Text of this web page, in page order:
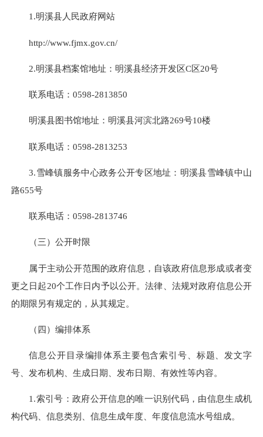
1.明溪县人民政府网站
http://www.fjmx.gov.cn/
2.明溪县档案馆地址：明溪县经济开发区C区20号
联系电话：0598-2813850
明溪县图书馆地址：明溪县河滨北路269号10楼
联系电话：0598-2813253
3.雪峰镇服务中心政务公开专区地址：明溪县雪峰镇中山
路655号
联系电话：0598-2813746
（三）公开时限
属于主动公开范围的政府信息，自该政府信息形成或者变
更之日起20个工作日内予以公开。法律、法规对政府信息公开
的期限另有规定的，从其规定。
（四）编排体系
信息公开目录编排体系主要包含索引号、标题、发文字
号、发布机构、生成日期、发布日期、有效性等内容。
1.索引号：政府公开信息的唯一识别代码，由信息生成机
构代码、信息类别、信息生成年度、年度信息流水号组成。